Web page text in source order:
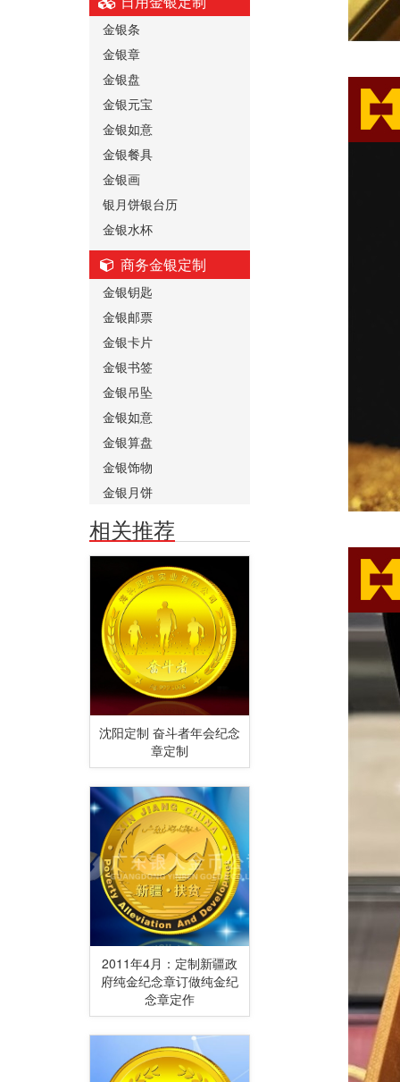
金银条
金银章
金银盘
金银元宝
金银如意
金银餐具
金银画
银月饼银台历
金银水杯
商务金银定制
金银钥匙
金银邮票
金银卡片
金银书签
金银吊坠
金银如意
金银算盘
金银饰物
金银月饼
相关推荐
沈阳定制 奋斗者年会纪念
章定制
2011年4月：定制新疆政
府纯金纪念章订做纯金纪
念章定作